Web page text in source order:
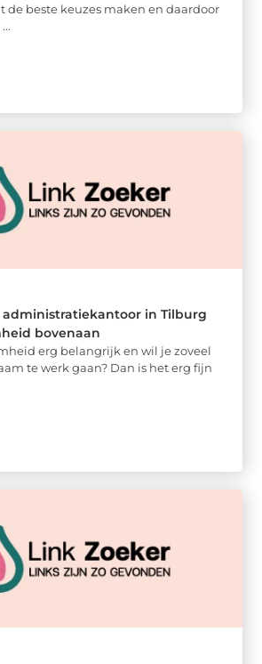
de beste keuzes maken en daardoor
administratiekantoor in Tilburg
bovenaan
erg belangrijk en wil je zoveel
te werk gaan? Dan is het erg fijn